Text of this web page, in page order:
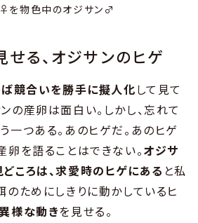
を物色中のオジサン♂
る、オジサンのヒゲ
競合いを勝手に擬人化して見て
の産卵は面白い。しかし、忘れて
一つある。あのヒゲだ。あのヒゲ
卵を語ることはできない。オジサ
ころは、求愛時のヒゲにある と私
のためにしきりに動かしているヒ
様な動きを見せる。